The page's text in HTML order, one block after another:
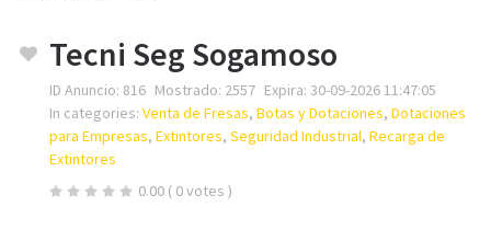
Tecni Seg Sogamoso
ID Anuncio: 816 Mostrado: 2557 Expira: 30-09-2026 11:47:05
In categories: Venta de Fresas, Botas y Dotaciones, Dotaciones
para Empresas, Extintores, Seguridad Industrial, Recarga de
Extintores
0.00 ( 0 votes )
Su email